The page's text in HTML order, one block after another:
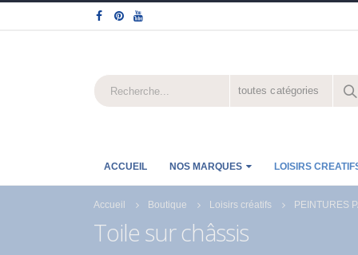
toutes catégories
ACCUEIL NOS MARQUES LOISIRS
Accueil Boutique Loisirs créatifs PEINTURES
Toile sur châssis